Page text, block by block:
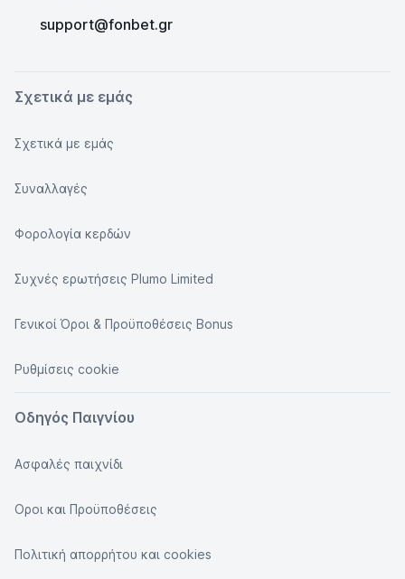
support@fonbet.gr
Σχετικά με εμάς
Σχετικά με εμάς
Συναλλαγές
Φορολογία κερδών
Συχνές ερωτήσεις Plumo Limited
Γενικοί Όροι & Προϋποθέσεις Bonus
Ρυθμίσεις cookie
Οδηγός Παιγνίου
Ασφαλές παιχνίδι
Οροι και Προϋποθέσεις
Πολιτική απορρήτου και cookies